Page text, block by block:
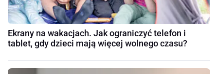
Ekrany na wakacjach. Jak ograniczyć telefon i
tablet, gdy dzieci mają więcej wolnego czasu?